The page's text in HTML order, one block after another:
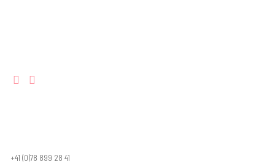
+41 (0)78 899 28 41